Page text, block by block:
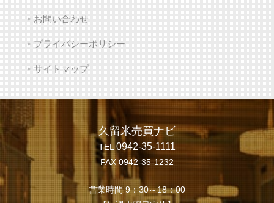
お問い合わせ
プライバシーポリシー
サイトマップ
久留米売買ナビ
TEL 0942-35-1111
FAX 0942-35-1232
営業時間 9：30～18：00